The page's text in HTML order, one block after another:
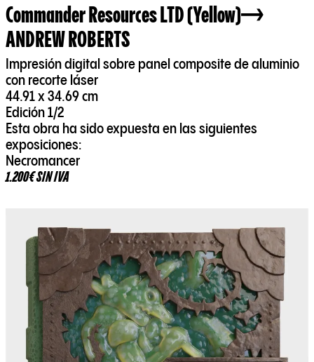
Commander Resources LTD (Yellow)
ANDREW ROBERTS
Impresión digital sobre panel composite de aluminio
con recorte láser
44.91 x 34.69 cm
Edición 1/2
Esta obra ha sido expuesta en las siguientes
exposiciones:
Necromancer
1.200€ SIN IVA